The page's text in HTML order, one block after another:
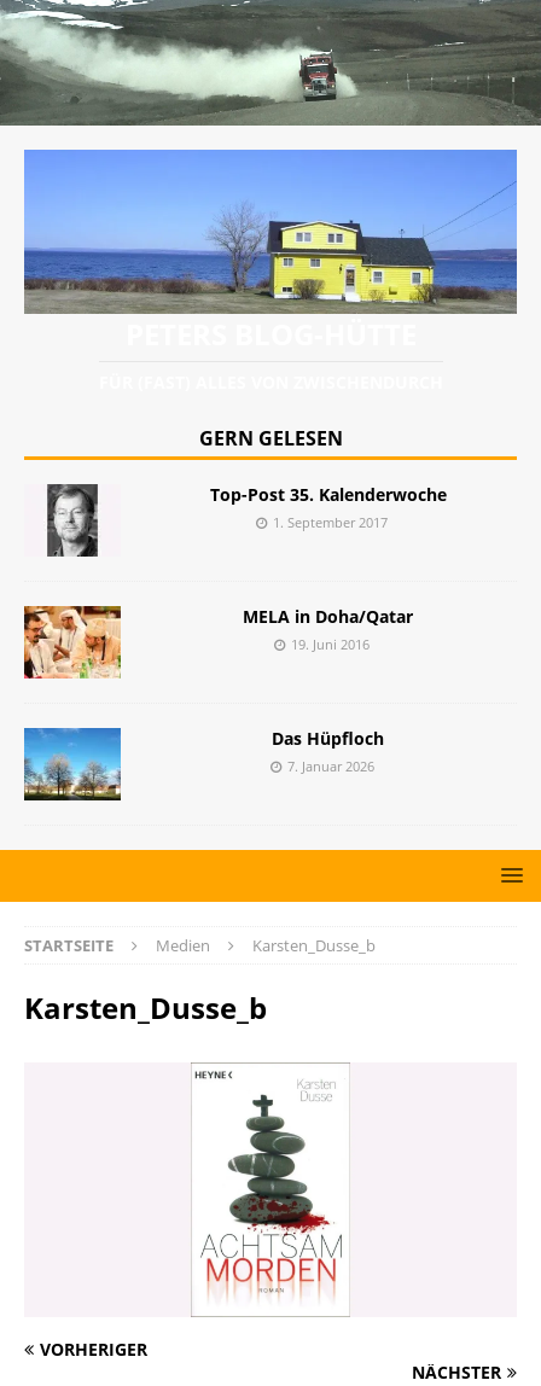
GERN GELESEN
Top-Post 35. Kalenderwoche
1. September 2017
MELA in Doha/Qatar
19. Juni 2016
Das Hüpfloch
7. Januar 2026
STARTSEITE Medien Karsten_Dusse_b
Karsten_Dusse_b
VORHERIGER
NÄCHSTER